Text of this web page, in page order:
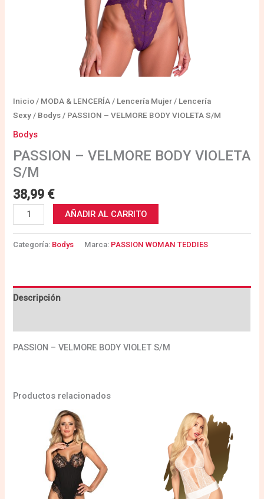
Inicio / MODA & LENCERÍA / Lencería Mujer / Lencería
Sexy / Bodys / PASSION – VELMORE BODY VIOLETA S/M
Bodys
PASSION – VELMORE BODY VIOLETA
S/M
38,99 €
AÑADIR AL CARRITO
Categoría: Bodys Marca: PASSION WOMAN TEDDIES
Descripción
PASSION – VELMORE BODY VIOLET S/M
Productos relacionados